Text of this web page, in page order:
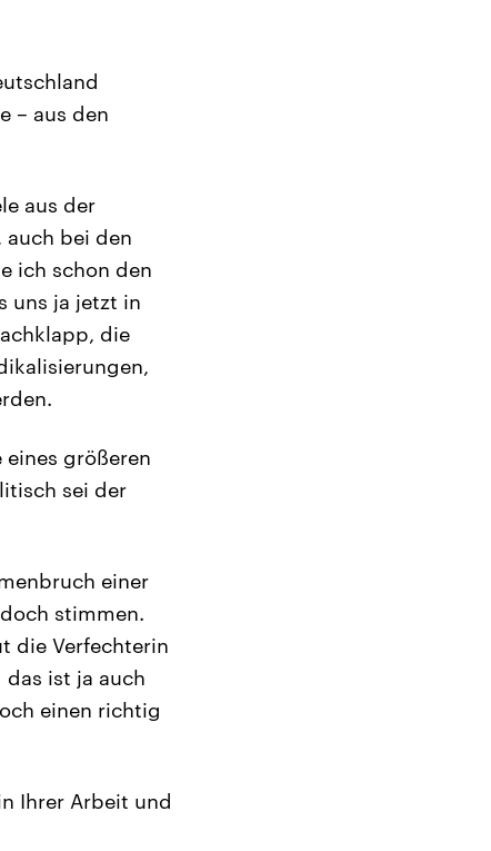
– aus den
aus der
auch bei den
ich schon den
uns ja jetzt in
die
größeren
sei der
einer
stimmen.
die Verfechterin
ist ja auch
einen richtig
Ihrer Arbeit und